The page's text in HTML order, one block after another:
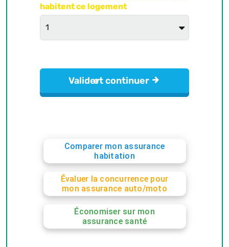
Comparer mon assurance
habitation
Évaluer la concurrence pour
mon assurance auto/moto
Économiser sur mon
assurance santé